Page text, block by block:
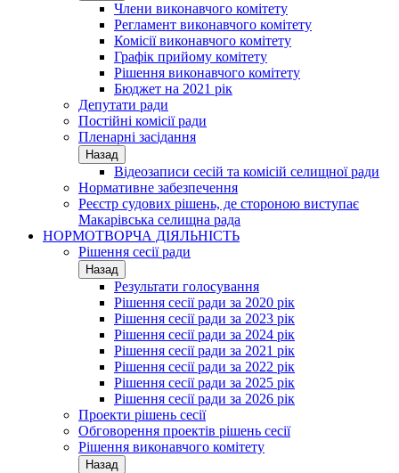
Члени виконавчого комітету
Регламент виконавчого комітету
Комісії виконавчого комітету
Графік прийому комітету
Рішення виконавчого комітету
Бюджет на 2021 рік
Депутати ради
Постійні комісії ради
Пленарні засідання
Назад
Відеозаписи сесій та комісій селищної ради
Нормативне забезпечення
Реєстр судових рішень, де стороною виступає
Макарівська селищна рада
НОРМОТВОРЧА ДІЯЛЬНІСТЬ
Рішення сесії ради
Назад
Результати голосування
Рішення сесії ради за 2020 рік
Рішення сесії ради за 2023 рік
Рішення сесії ради за 2024 рік
Рішення сесії ради за 2021 рік
Рішення сесії ради за 2022 рік
Рішення сесії ради за 2025 рік
Рішення сесії ради за 2026 рік
Проекти рішень сесії
Обговорення проектів рішень сесії
Рішення виконавчого комітету
Назад